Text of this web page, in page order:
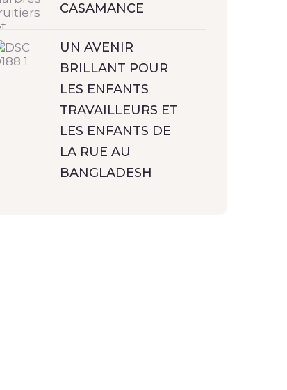
CASAMANCE
UN AVENIR
BRILLANT POUR
LES ENFANTS
TRAVAILLEURS ET
LES ENFANTS DE
LA RUE AU
BANGLADESH